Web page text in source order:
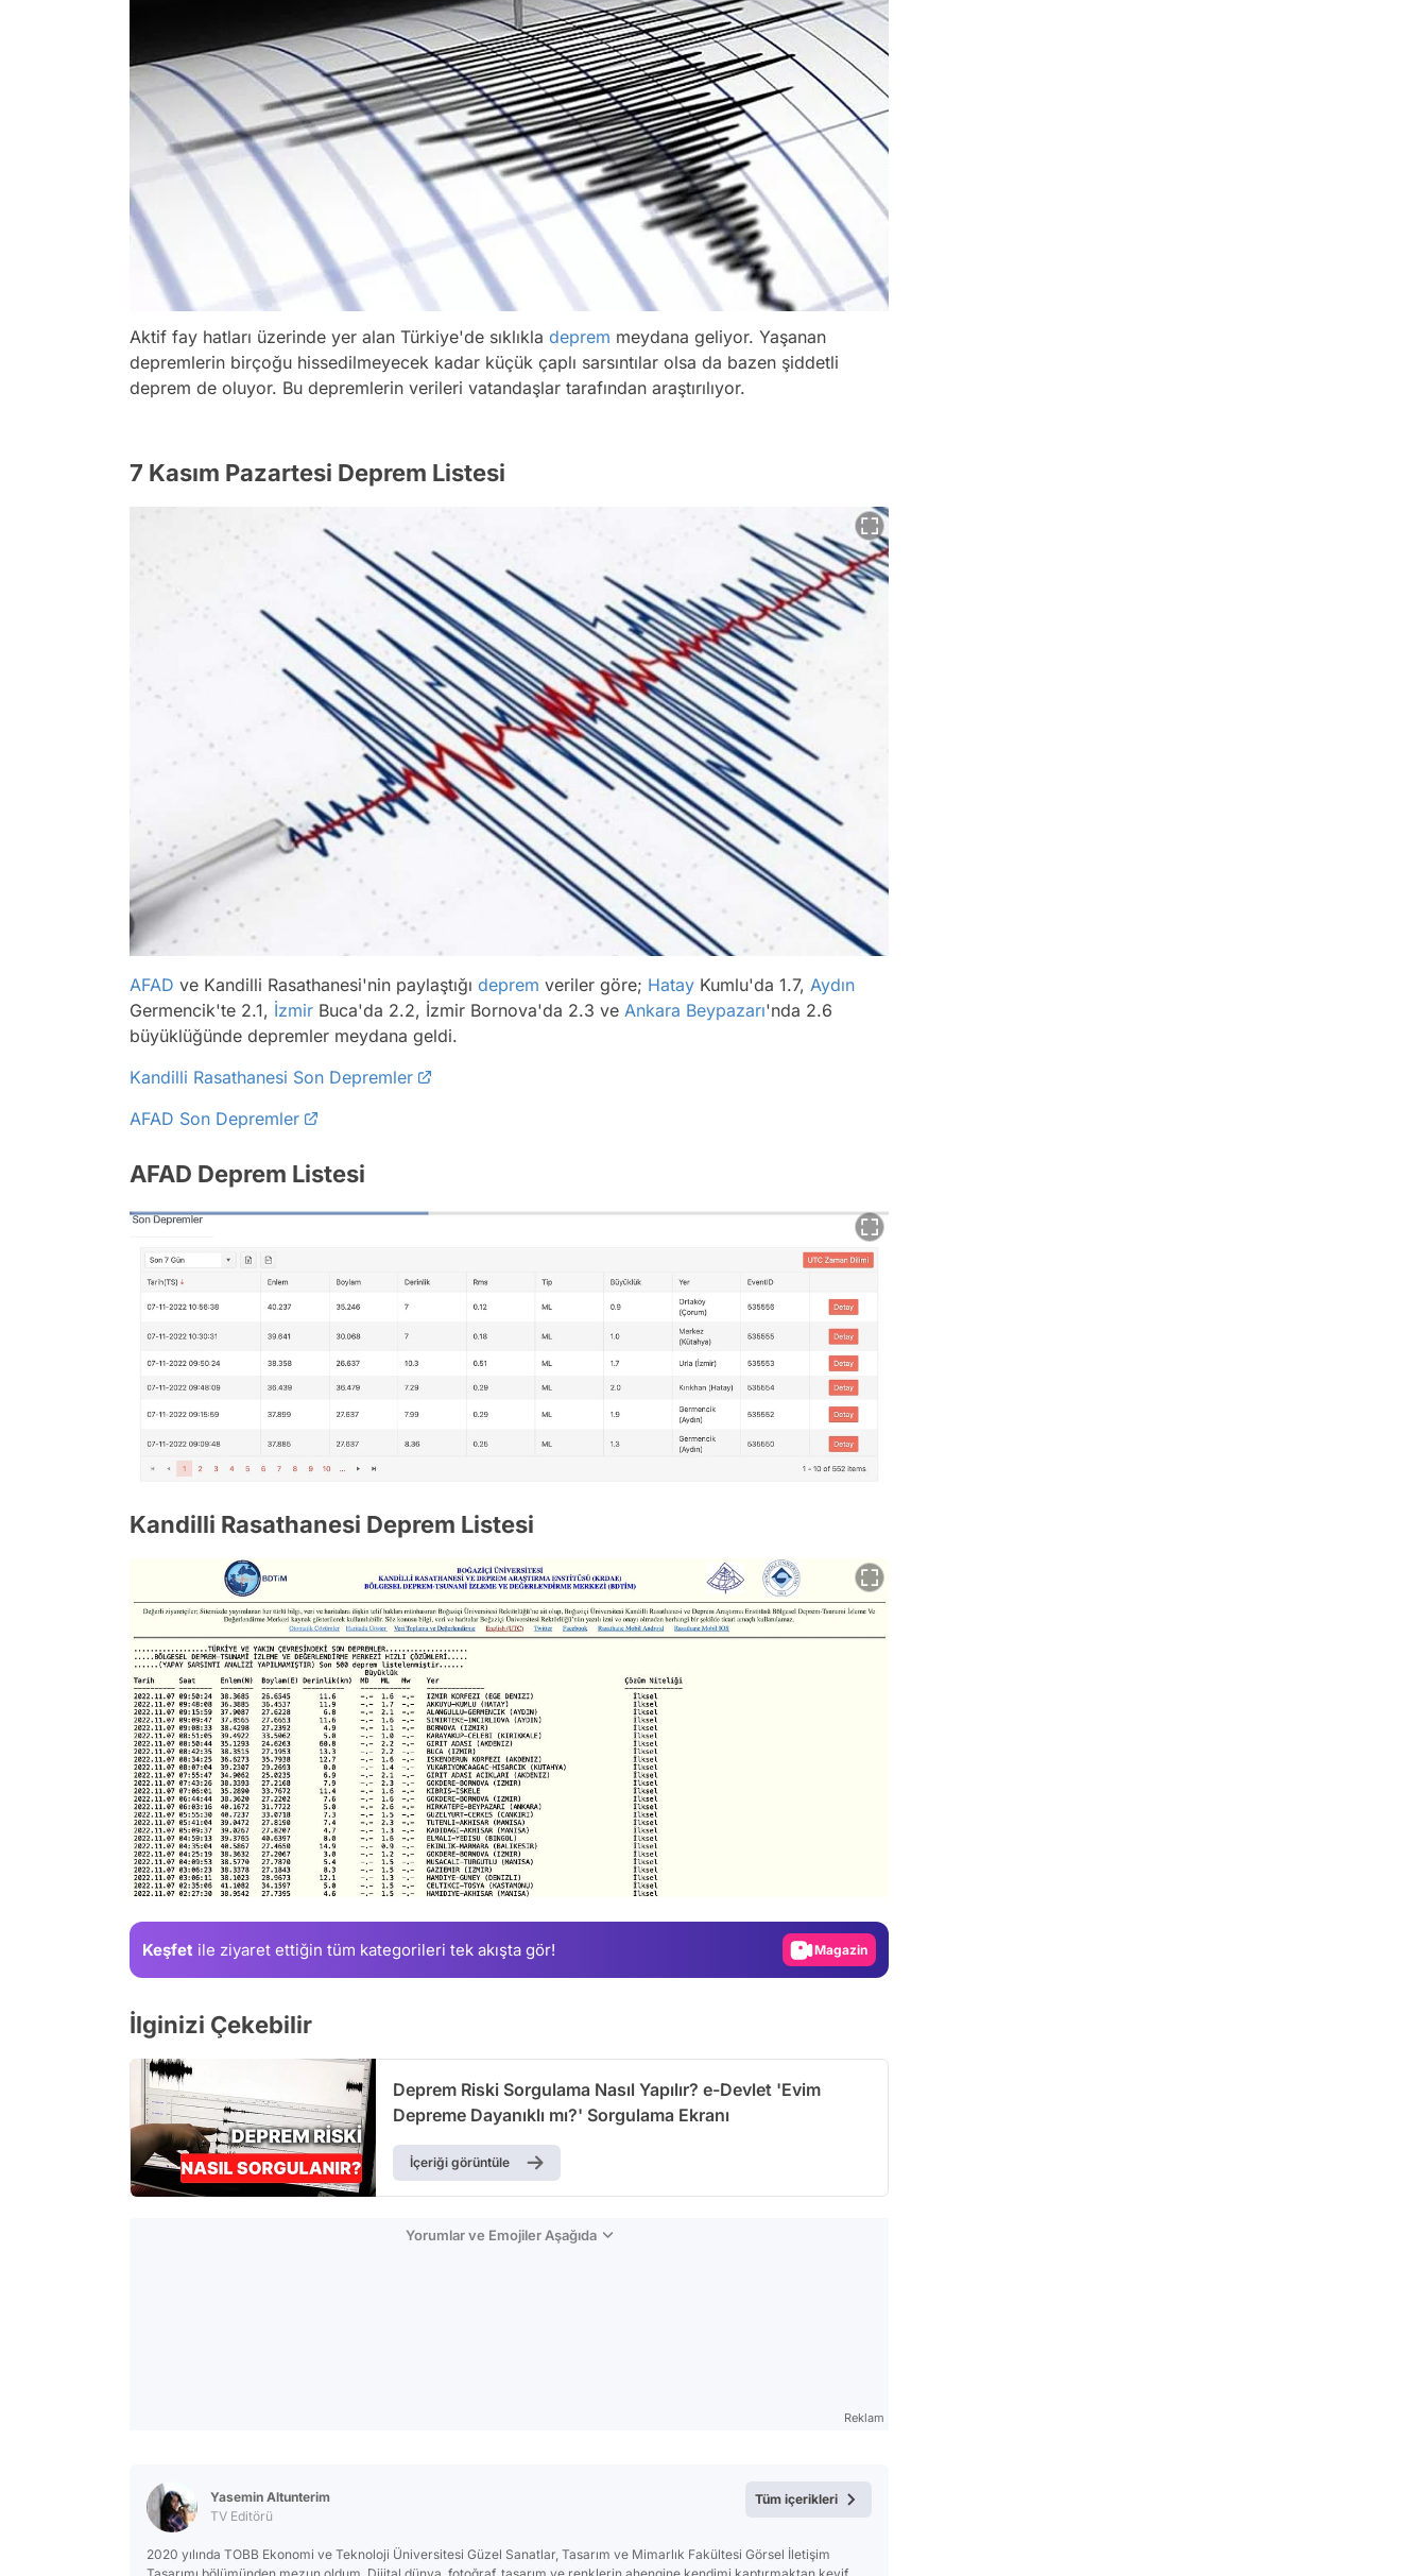
Aktif fay hatları üzerinde yer alan Türkiye'de sıklıkla deprem meydana geliyor. Yaşanan
depremlerin birçoğu hissedilmeyecek kadar küçük çaplı sarsıntılar olsa da bazen şiddetli
deprem de oluyor. Bu depremlerin verileri vatandaşlar tarafından araştırılıyor.
7 Kasım Pazartesi Deprem Listesi
AFAD ve Kandilli Rasathanesi'nin paylaştığı deprem veriler göre; Hatay Kumlu'da 1.7, Aydın
Germencik'te 2.1, İzmir Buca'da 2.2, İzmir Bornova'da 2.3 ve Ankara Beypazarı'nda 2.6
büyüklüğünde depremler meydana geldi.
Kandilli Rasathanesi Son Depremler
AFAD Son Depremler
AFAD Deprem Listesi
Kandilli Rasathanesi Deprem Listesi
Keşfet ile ziyaret ettiğin tüm kategorileri tek akışta gör! Magazin
İlginizi Çekebilir
Deprem Riski Sorgulama Nasıl Yapılır? e-Devlet 'Evim
Depreme Dayanıklı mı?' Sorgulama Ekranı
İçeriği görüntüle
Yorumlar ve Emojiler Aşağıda
Reklam
Yasemin Altunterim
TV Editörü
2020 yılında TOBB Ekonomi ve Teknoloji Üniversitesi Güzel Sanatlar, Tasarım ve Mimarlık Fakültesi Görsel İletişim
Tüm içerikleri